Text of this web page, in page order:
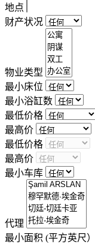
地点
财产状况
物业类型
最小床位
最小浴缸数
最低价格
最高价
最低价格
最高价
最小车库
代理
最小面积 (平方英尺）